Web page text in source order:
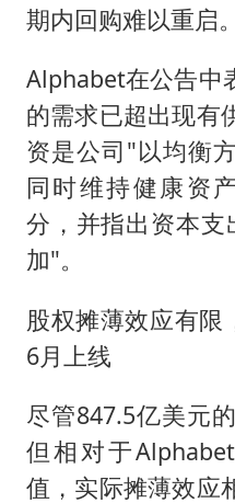
期内回购难以重启。
Alphabet在公告中
的需求已超出现有
资是公司"以均衡
同时维持健康资
分，并指出资本支
加"。
股权摊薄效应有
6月上线
尽管847.5亿美元
但相对于
值，实际摊薄效应